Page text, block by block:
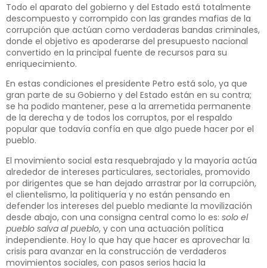
Todo el aparato del gobierno y del Estado está totalmente
descompuesto y corrompido con las grandes mafias de la
corrupción que actúan como verdaderas bandas criminales,
donde el objetivo es apoderarse del presupuesto nacional
convertido en la principal fuente de recursos para su
enriquecimiento.
En estas condiciones el presidente Petro está solo, ya que
gran parte de su Gobierno y del Estado están en su contra;
se ha podido mantener, pese a la arremetida permanente
de la derecha y de todos los corruptos, por el respaldo
popular que todavía confía en que algo puede hacer por el
pueblo.
El movimiento social esta resquebrajado y la mayoría actúa
alrededor de intereses particulares, sectoriales, promovido
por dirigentes que se han dejado arrastrar por la corrupción,
el clientelismo, la politiquería y no están pensando en
defender los intereses del pueblo mediante la movilización
desde abajo, con una consigna central como lo es: solo el
pueblo salva al pueblo, y con una actuación política
independiente. Hoy lo que hay que hacer es aprovechar la
crisis para avanzar en la construcción de verdaderos
movimientos sociales, con pasos serios hacia la